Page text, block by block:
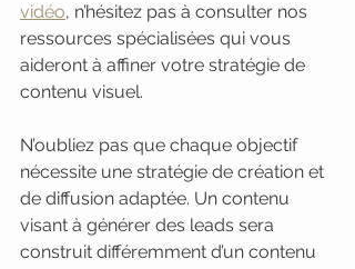
vidéo, n’hésitez pas à consulter nos
ressources spécialisées qui vous
aideront à affiner votre stratégie de
contenu visuel.
N’oubliez pas que chaque objectif
nécessite une stratégie de création et
de diffusion adaptée. Un contenu
visant à générer des leads sera
construit différemment d’un contenu